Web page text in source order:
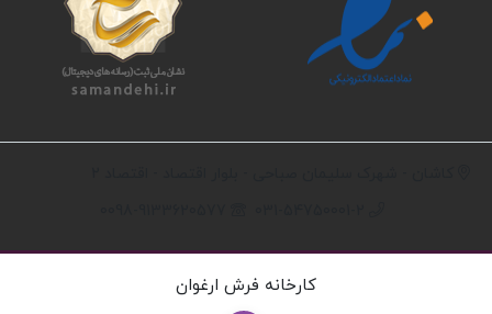
کارخانه فرش ارغوان